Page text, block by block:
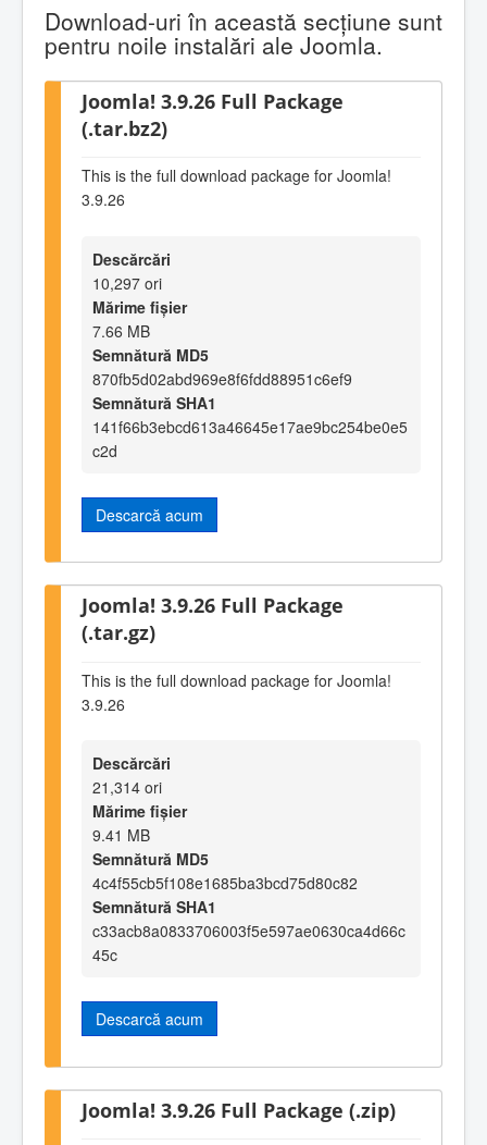
Download-uri în această secţiune sunt
pentru noile instalări ale Joomla.
Joomla! 3.9.26 Full Package
(.tar.bz2)
This is the full download package for Joomla!
3.9.26
Descărcări
10,297 ori
Mărime fișier
7.66 MB
Semnătură MD5
870fb5d02abd969e8f6fdd88951c6ef9
Semnătură SHA1
141f66b3ebcd613a46645e17ae9bc254be0e5
c2d
Descarcă acum
Joomla! 3.9.26 Full Package
(.tar.gz)
This is the full download package for Joomla!
3.9.26
Descărcări
21,314 ori
Mărime fișier
9.41 MB
Semnătură MD5
4c4f55cb5f108e1685ba3bcd75d80c82
Semnătură SHA1
c33acb8a0833706003f5e597ae0630ca4d66c
45c
Descarcă acum
Joomla! 3.9.26 Full Package (.zip)